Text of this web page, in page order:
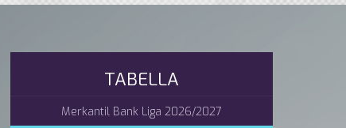
TABELLA
Merkantil Bank Liga 2026/2027